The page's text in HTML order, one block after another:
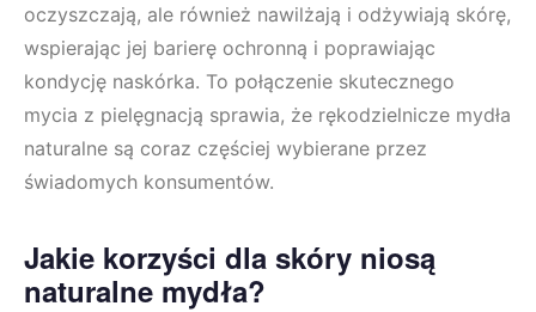
oczyszczają, ale również nawilżają i odżywiają skórę,
wspierając jej barierę ochronną i poprawiając
kondycję naskórka. To połączenie skutecznego
mycia z pielęgnacją sprawia, że rękodzielnicze mydła
naturalne są coraz częściej wybierane przez
świadomych konsumentów.
Jakie korzyści dla skóry niosą
naturalne mydła?